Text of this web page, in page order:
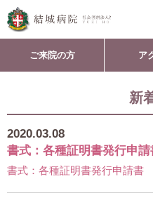
ご来院の方 ア
新
2020.03.08
書式：各種証明書発行申請
書式：各種証明書発行申請書